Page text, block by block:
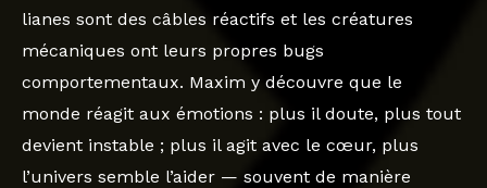
lianes sont des câbles réactifs et les créatures
mécaniques ont leurs propres bugs
comportementaux. Maxim y découvre que le
monde réagit aux émotions : plus il doute, plus tout
devient instable ; plus il agit avec le cœur, plus
l’univers semble l’aider — souvent de manière